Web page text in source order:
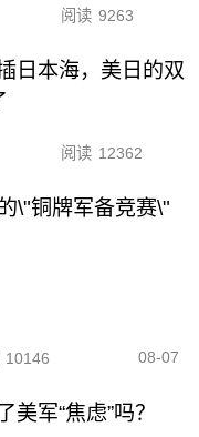
阅读 9263
日本海，美日的双
阅读 12362
\"铜牌军备竞赛\"
10146 08-07
军“焦虑”吗？